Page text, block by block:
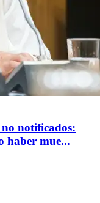
notificados:
haber mue...